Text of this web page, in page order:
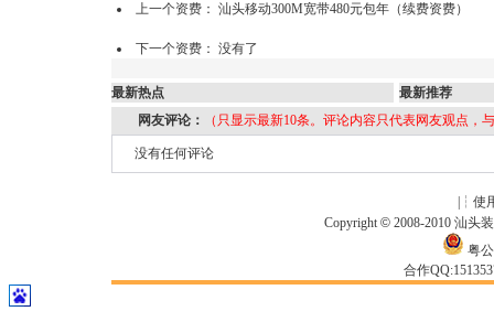
上一个资费： 汕头移动300M宽带480元包年（续费资费）
下一个资费： 没有了
最新热点
最新推荐
网友评论：
（只显示最新10条。评论内容只代表网友观点，
没有任何评论
|┆ 使
Copyright © 2008-2010 汕头
粤
合作